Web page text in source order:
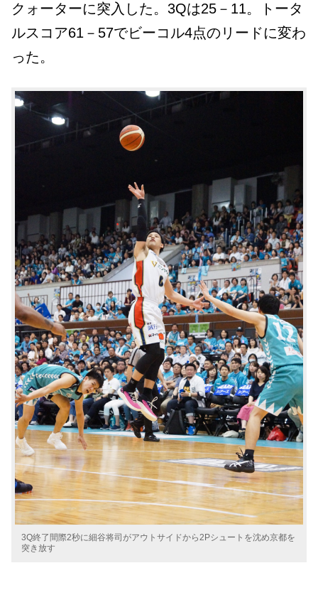
クォーターに突入した。3Qは25－11。トータ
ルスコア61－57でビーコル4点のリードに変わ
った。
3Q終了間際2秒に細谷将司がアウトサイドから2Pシュートを沈め京都を
突き放す